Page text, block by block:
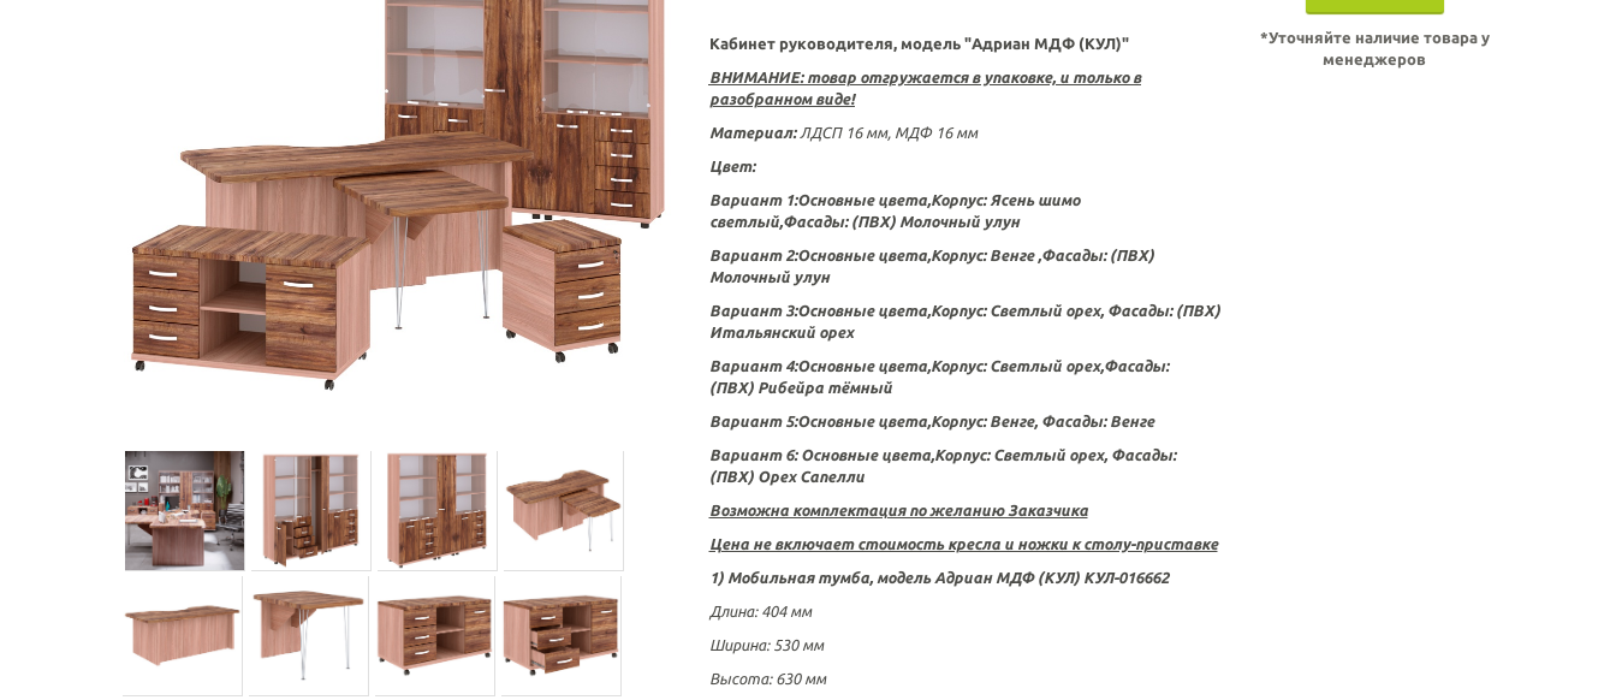
*Уточняйте наличие товара у
менеджеров
Кабинет руководителя, модель "Адриан МДФ (КУЛ)"
ВНИМАНИЕ: товар отгружается в упаковке, и только в
разобранном виде!
Материал:ЛДСП 16 мм, МДФ 16 мм
Цвет:
Вариант 1:Основные цвета,Корпус: Ясень шимо
светлый,Фасады: (ПВХ) Молочный улун
Вариант 2:Основные цвета,Корпус: Венге ,Фасады: (ПВХ)
Молочный улун
Вариант 3:Основные цвета,Корпус: Светлый орех, Фасады: (ПВХ)
Итальянский орех
Вариант 4:Основные цвета,Корпус: Светлый орех,Фасады:
(ПВХ) Рибейра тёмный
Вариант 5:Основные цвета,Корпус: Венге, Фасады: Венге
Вариант 6: Основные цвета,Корпус: Светлый орех, Фасады:
(ПВХ) Орех Сапелли
Возможна комплектация по желанию Заказчика
Цена не включает стоимость кресла и ножки к столу-приставке
1) Мобильная тумба, модель Адриан МДФ (КУЛ) КУЛ-016662
Длина: 404 мм
Ширина: 530 мм
Высота: 630 мм